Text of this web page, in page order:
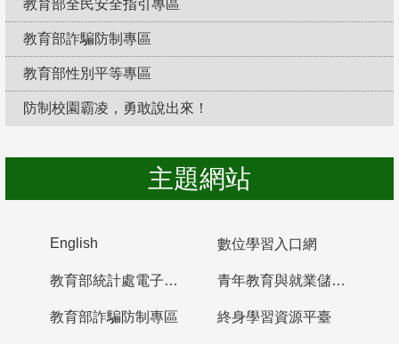
教育部全民安全指引專區
教育部詐騙防制專區
教育部性別平等專區
防制校園霸凌，勇敢說出來！
主題網站
English 數位學習入口網
教育部統計處電子書櫃 青年教育與就業儲蓄帳戶
教育部詐騙防制專區 終身學習資源平臺